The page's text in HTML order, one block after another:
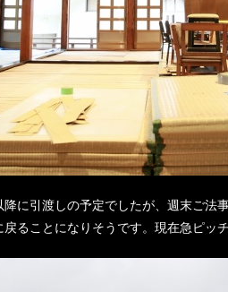
に引渡しの予定でしたが、週末ご法
ることになりそうです。現在急ピッ